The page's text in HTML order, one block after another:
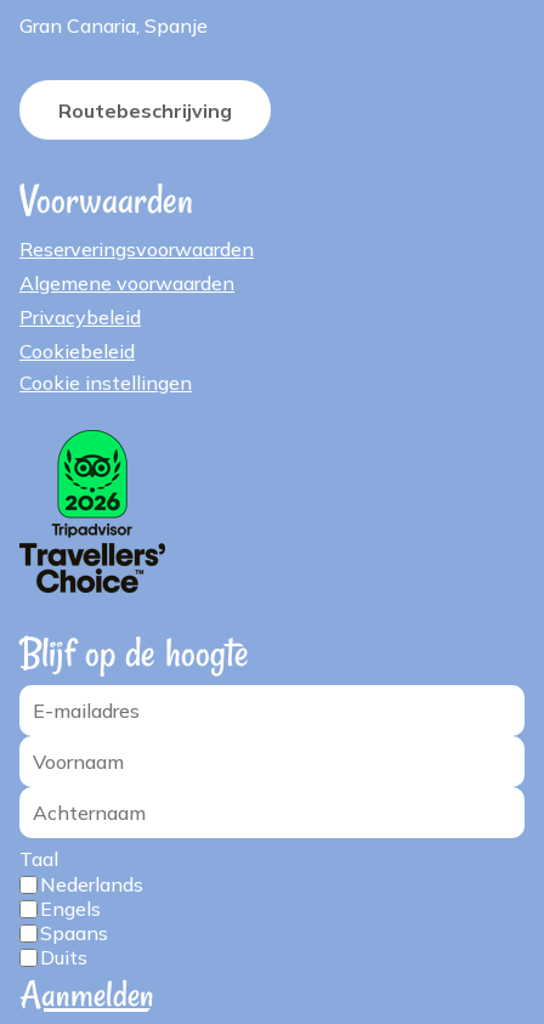
Gran Canaria, Spanje
Routebeschrijving
Voorwaarden
Reserveringsvoorwaarden
Algemene voorwaarden
Privacybeleid
Cookiebeleid
Cookie instellingen
Blijf op de hoogte
Taal
Nederlands
Engels
Spaans
Duits